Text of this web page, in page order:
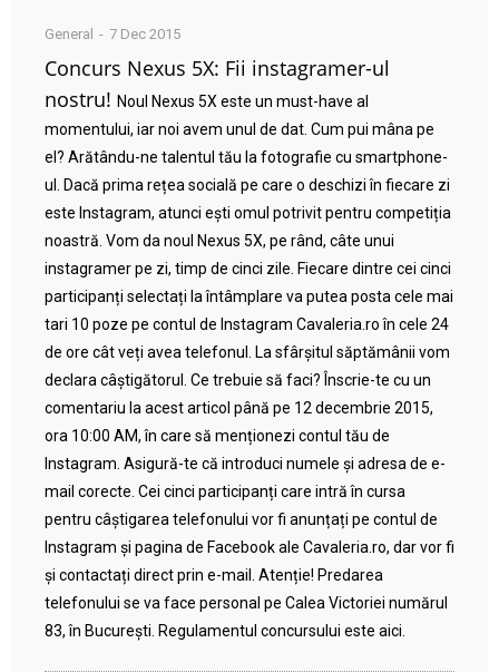
General 7 Dec 2015
Concurs Nexus 5X: Fii instagramer-ul
nostru! Noul Nexus 5X este un must-have al
momentului, iar noi avem unul de dat. Cum pui mâna pe
el? Arătându-ne talentul tău la fotografie cu smartphone-
ul. Dacă prima rețea socială pe care o deschizi în fiecare zi
este Instagram, atunci ești omul potrivit pentru competiția
noastră. Vom da noul Nexus 5X, pe rând, câte unui
instagramer pe zi, timp de cinci zile. Fiecare dintre cei cinci
participanți selectați la întâmplare va putea posta cele mai
tari 10 poze pe contul de Instagram Cavaleria.ro în cele 24
de ore cât veți avea telefonul. La sfârșitul săptămânii vom
declara câștigătorul. Ce trebuie să faci? Înscrie-te cu un
comentariu la acest articol până pe 12 decembrie 2015,
ora 10:00 AM, în care să menționezi contul tău de
Instagram. Asigură-te că introduci numele și adresa de e-
mail corecte. Cei cinci participanți care intră în cursa
pentru câștigarea telefonului vor fi anunțați pe contul de
Instagram și pagina de Facebook ale Cavaleria.ro, dar vor fi
și contactați direct prin e-mail. Atenție! Predarea
telefonului se va face personal pe Calea Victoriei numărul
83, în București. Regulamentul concursului este aici.